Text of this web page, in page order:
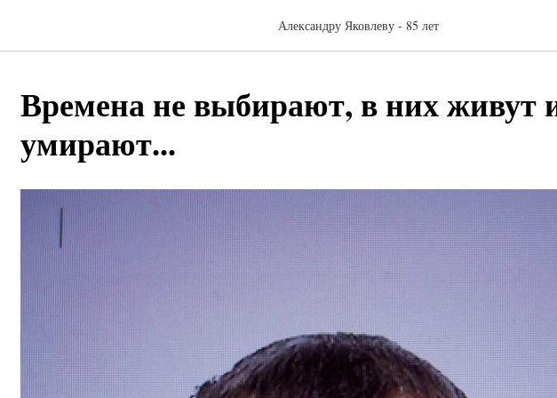
Александру Яковлеву - 85 лет
Времена не выбирают, в них живут
умирают...